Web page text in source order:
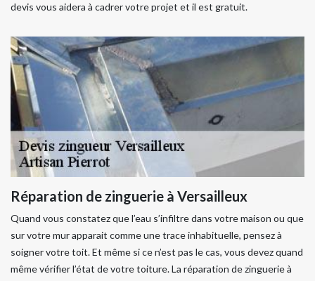
devis vous aidera à cadrer votre projet et il est gratuit.
Réparation de zinguerie à Versailleux
Quand vous constatez que l’eau s’infiltre dans votre maison ou que
sur votre mur apparait comme une trace inhabituelle, pensez à
soigner votre toit. Et même si ce n’est pas le cas, vous devez quand
même vérifier l’état de votre toiture. La réparation de zinguerie à